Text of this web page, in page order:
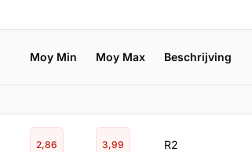
Moy Min Moy Max Beschrijving
2,86 3,99 R2